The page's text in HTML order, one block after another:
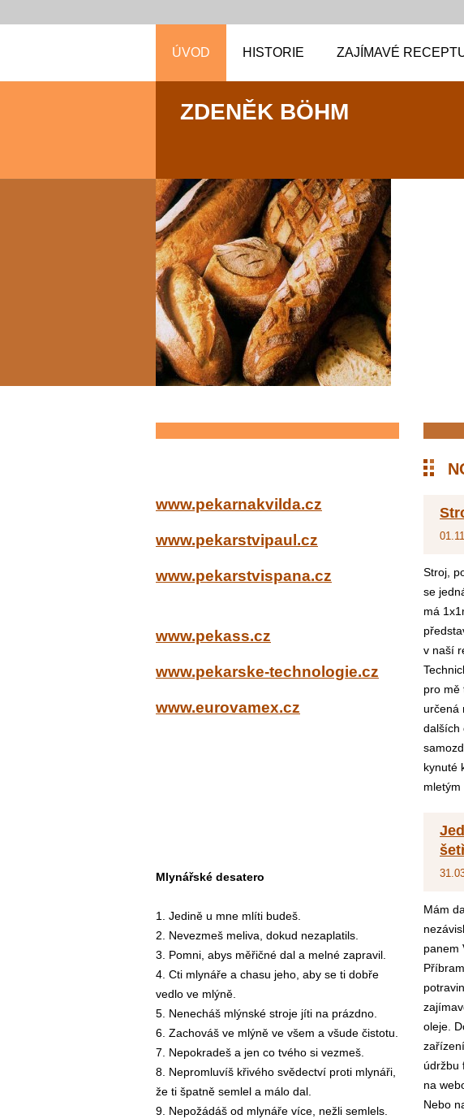
ÚVOD HISTORIE ZAJÍMAVÉ
ZDENĚK BÖHM
www.pekarnakvilda.cz
www.pekarstvipaul.cz
www.pekarstvispana.cz
www.pekass.cz
www.pekarske-technologie.cz
www.eurovamex.cz
Mlynářské desatero
1. Jedině u mne mlíti budeš.
2. Nevezmeš meliva, dokud nezaplatils.
3. Pomni, abys měřičné dal a melné zapravil.
4. Cti mlynáře a chasu jeho, aby se ti dobře
vedlo ve mlýně.
5. Nenecháš mlýnské stroje jíti na prázdno.
6. Zachováš ve mlýně ve všem a všude čistotu.
7. Nepokradeš a jen co tvého si vezmeš.
8. Nepromluvíš křivého svědectví proti mlynáři,
že ti špatně semlel a málo dal.
9. Nepožádáš od mlynáře více, nežli semlels.
Stroj,
se
má
v naší
pro mě
určená
dalších
kynuté
mletým
Mám
panem
oleje.
údržbu
na
Nebo